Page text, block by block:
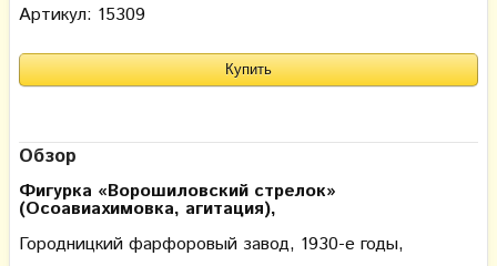
Артикул: 15309
Обзор
Фигурка «Ворошиловский стрелок»
(Осоавиахимовка, агитация),
Городницкий фарфоровый завод, 1930-е годы,